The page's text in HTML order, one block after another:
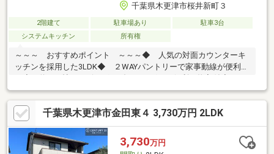
千葉県木更津市桜井新町３
2階建て 駐車場あり
駐車3台
システムキッチン
所有権
～～～ おすすめポイント ～～～◆ 人気の対面カウンターキ
ッチンを採用した3LDK◆ ２WAYパントリーで家事動線が便利で
ォークインクローゼット・シューズクローク・廊下収納など収納
豊富実際の建物と街並みをご覧いただけます！現地にて陽当りや
周辺環境をご確認下さい！お好きな場所で待ち合わせやお迎えも
OKです☆物件のご内覧は、平日・土日祝日問わず承っております
☆お気軽にお問合せください
千葉県木更津市金田東４ 3,730万円 2LDK
3,730万円